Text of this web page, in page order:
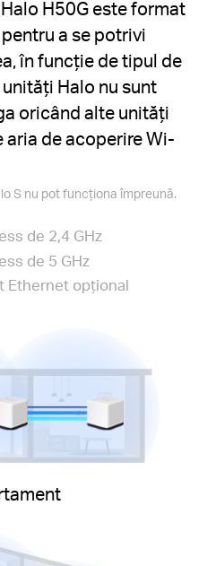
H50G este format
a se potrivi
în funcție de tipul de
Halo nu sunt
oricând alte unități
aria de acoperire Wi-
S nu pot funcționa împreună.
de 2,4 GHz
de 5 GHz
Ethernet opțional